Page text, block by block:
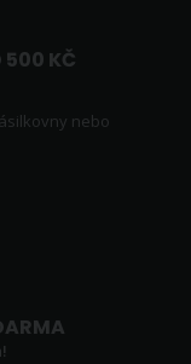
500 KČ
nebo